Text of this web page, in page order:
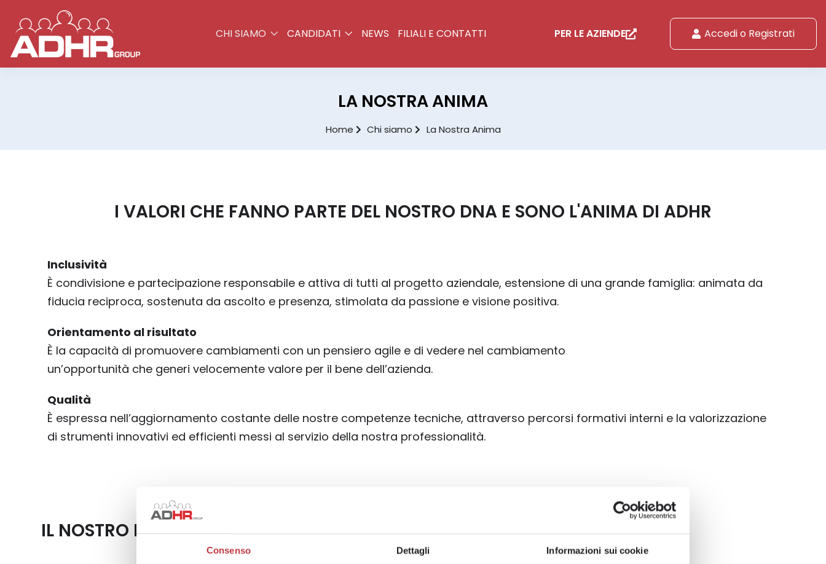
Consenso Dettagli Informazioni sui cookie
CHI SIAMO CANDIDATI NEWS FILIALI E CONTATTI PER LE AZIENDE Accedi o Registrati
LA NOSTRA ANIMA
Home Chi siamo La Nostra Anima
I VALORI CHE FANNO PARTE DEL NOSTRO DNA E SONO L'ANIMA DI ADHR
Inclusività
È condivisione e partecipazione responsabile e attiva di tutti al progetto aziendale, estensione di una grande famiglia: animata da
fiducia reciproca, sostenuta da ascolto e presenza, stimolata da passione e visione positiva.
Orientamento al risultato
È la capacità di promuovere cambiamenti con un pensiero agile e di vedere nel cambiamento
un’opportunità che generi velocemente valore per il bene dell’azienda.
Qualità
È espressa nell’aggiornamento costante delle nostre competenze tecniche, attraverso percorsi formativi interni e la valorizzazione
di strumenti innovativi ed efficienti messi al servizio della nostra professionalità.
IL NOSTRO REPORT DI SOSTENIBILITÁ